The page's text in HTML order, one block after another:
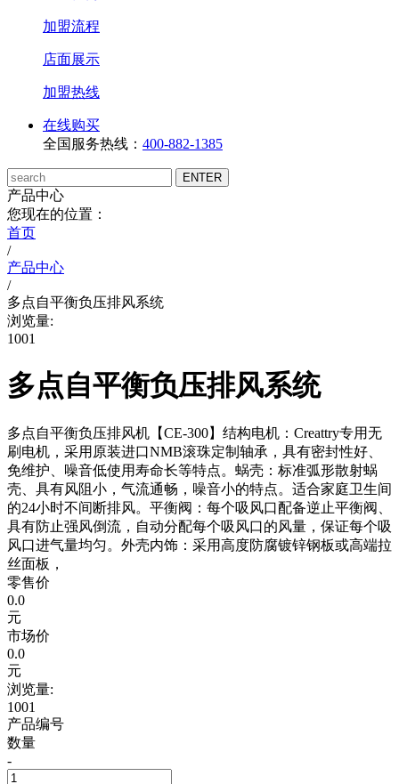
加盟流程
店面展示
加盟热线
在线购买
全国服务热线： 400-882-1385
产品中心
您现在的位置：
首页
/
产品中心
/
多点自平衡负压排风系统
浏览量:
1001
多点自平衡负压排风系统
多点自平衡负压排风机【CE-300】结构电机：Creattry专用无
刷电机，采用原装进口NMB滚珠定制轴承，具有密封性好、
免维护、噪音低使用寿命长等特点。蜗壳：标准弧形散射蜗
壳、具有风阻小，气流通畅，噪音小的特点。适合家庭卫生间
的24小时不间断排风。平衡阀：每个吸风口配备逆止平衡阀、
具有防止强风倒流，自动分配每个吸风口的风量，保证每个吸
风口进气量均匀。外壳内饰：采用高度防腐镀锌钢板或高端拉
丝面板，
零售价
0.0
元
市场价
0.0
元
浏览量:
1001
产品编号
数量
-